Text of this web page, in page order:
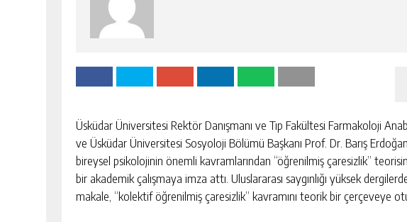
Üsküdar Üniversitesi Rektör Danışmanı ve Tıp Fakültesi Farmakoloji
ve Üsküdar Üniversitesi Sosyoloji Bölümü Başkanı Prof. Dr. Barış
bireysel psikolojinin önemli kavramlarından “öğrenilmiş çaresizlik”
bir akademik çalışmaya imza attı. Uluslararası saygınlığı yüksek
makale, “kolektif öğrenilmiş çaresizlik” kavramını teorik bir çerçeveye